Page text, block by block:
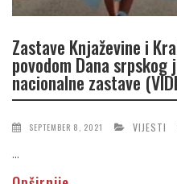
Zastave Knjaževine i
povodom Dana
nacionalne zastave
SEPTEMBER 8, 2021 VIJESTI
...